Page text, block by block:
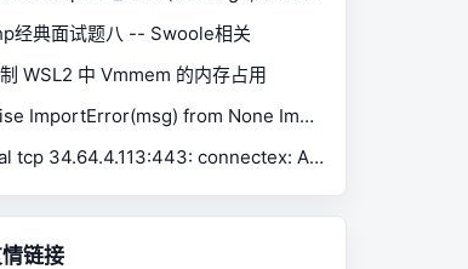
经典面试题八 -- Swoole相关
WSL2 中 Vmmem 的内存占用
raise ImportError(msg) from None ImportError: Missing optional dependency 'xlrd'. Install xlrd >= 1.0.0 for Excel support Use pip or conda to install xlrd.
dial tcp 34.64.4.113:443: connectex: A connection attempt failed because the connected party did not properly respond after a period of time, or established connection failed because connected host has failed to respond.
链接